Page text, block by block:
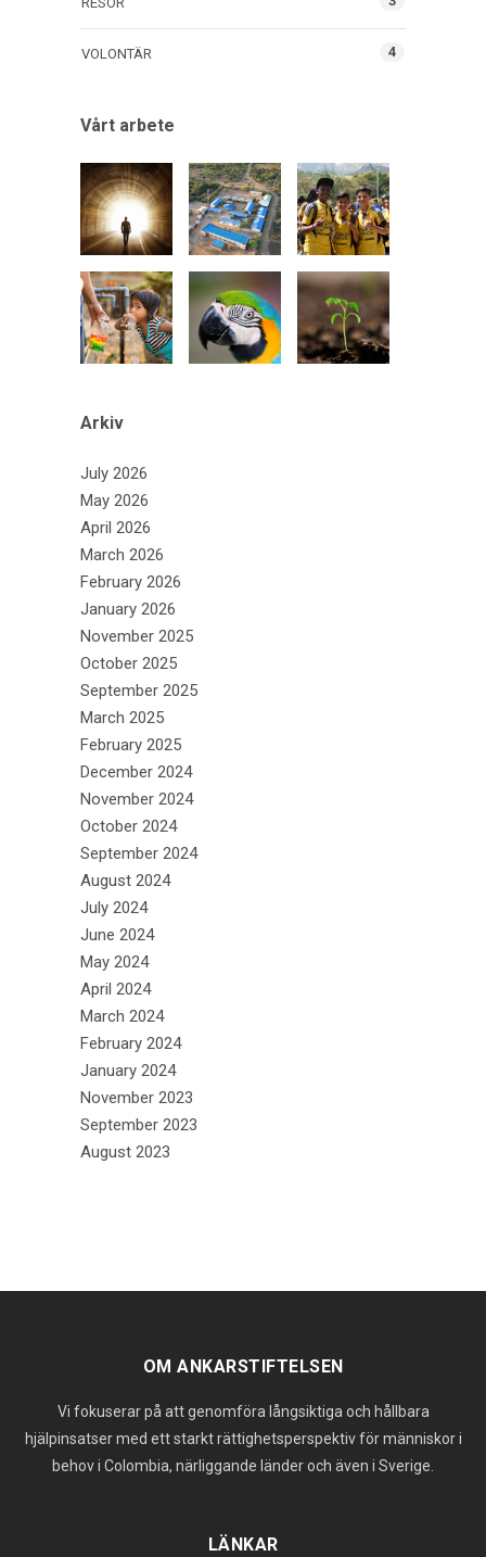
VOLONTÄR 4
Vårt arbete
Arkiv
July 2026
May 2026
April 2026
March 2026
February 2026
January 2026
November 2025
October 2025
September 2025
March 2025
February 2025
December 2024
November 2024
October 2024
September 2024
August 2024
July 2024
June 2024
May 2024
April 2024
March 2024
February 2024
January 2024
November 2023
September 2023
August 2023
OM ANKARSTIFTELSEN
Vi fokuserar på att genomföra långsiktiga och hållbara
hjälpinsatser med ett starkt rättighetsperspektiv för människor i
behov i Colombia, närliggande länder och även i Sverige.
LÄNKAR